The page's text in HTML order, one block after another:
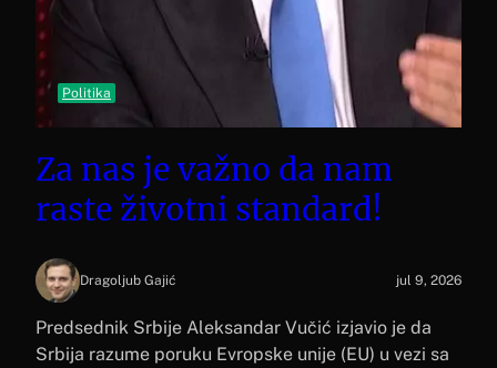
Politika
Za nas je važno da nam
raste životni standard!
Dragoljub Gajić jul 9, 2026
Predsednik Srbije Aleksandar Vučić izjavio je da
Srbija razume poruku Evropske unije (EU) u vezi sa